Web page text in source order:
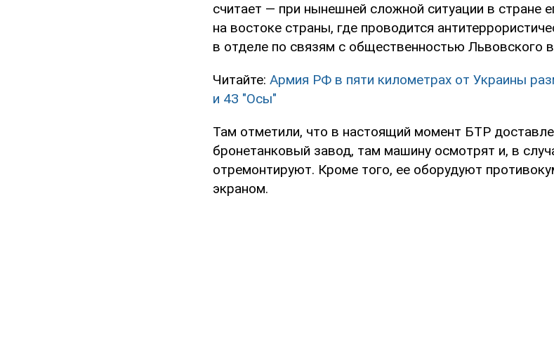
считает — при нынешней сложной ситуации в стране
на востоке страны, где проводится
в отделе по связям с общественностью Львовского
Читайте: Армия РФ в пяти километрах от Украины
и 4З "Осы"
Там отметили, что в настоящий момент БТР
бронетанковый завод, там машину осмотрят и, в
отремонтируют. Кроме того, ее оборудуют
экраном.